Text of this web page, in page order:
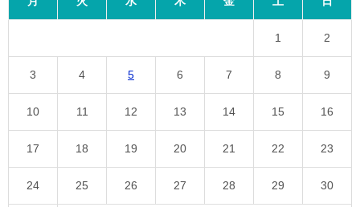
1 2
3 4 5 6 7 8 9
10 11 12 13 14 15 16
17 18 19 20 21 22 23
24 25 26 27 28 29 30